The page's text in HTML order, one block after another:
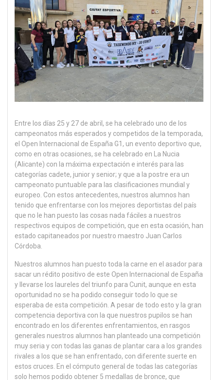
Entre los días 25 y 27 de abril, se ha celebrado uno de los
campeonatos más esperados y competidos de la temporada,
el Open Internacional de España G1, un evento deportivo que,
como en otras ocasiones, se ha celebrado en La Nucia
(Alicante) con la máxima expectación e interés para las
categorías cadete, junior y senior; y que a la postre era un
campeonato puntuable para las clasificaciones mundial y
europeo. Con estos antecedentes, nuestros alumnos han
tenido que enfrentarse con los mejores deportistas del país
que no le han puesto las cosas nada fáciles a nuestros
respectivos equipos de competición, que en esta ocasión, han
estado capitaneados por nuestro maestro Juan Carlos
Córdoba.
Nuestros alumnos han puesto toda la carne en el asador para
sacar un rédito positivo de este Open Internacional de España
y llevarse los laureles del triunfo para Cunit, aunque en esta
oportunidad no se ha podido conseguir todo lo que se
esperaba de esta competición. A pesar de todo esto y la gran
competencia deportiva con la que nuestros pupilos se han
encontrado en los diferentes enfrentamientos, en rasgos
generales nuestros alumnos han planteado una competición
muy seria y con todas las ganas de plantar cara a los grandes
rivales a los que se han enfrentado, con diferente suerte en
estos cruces. En el cómputo general de todas las categorías
solo hemos podido obtener 5 medallas de bronce, que